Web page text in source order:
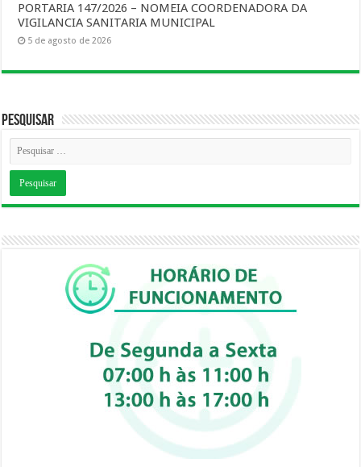
PORTARIA 147/2026 – NOMEIA COORDENADORA DA
VIGILANCIA SANITARIA MUNICIPAL
5 de agosto de 2026
Pesquisar